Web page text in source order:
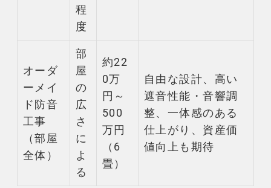
程
度
オーダ
ーメイ
ド 防音
工事
（部屋
全体）
部
屋
の
広
さ
に
よ
る
約22
0万
円～
500
万円
（6
畳）
自由な設計、高い
遮音性能・音響調
整、一体感のある
仕上がり、資産価
値向上も期待